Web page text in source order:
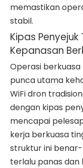
memastikan
stabil.
Kipas
Kepanasan
Operasi
punca utama
WiFi dron
dengan kipas
mencapai
kerja berkuasa
struktur ini
terlalu panas dan